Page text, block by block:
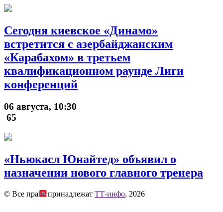
Сегодня киевское «Динамо»
встретится с азербайджанским
«Карабахом» в третьем
квалификационном раунде Лиги
конференций
06 августа, 10:30
65
«Ньюкасл Юнайтед» объявил о
назначении нового главного тренера
© Все права принадлежат ТТ-инфо, 2026